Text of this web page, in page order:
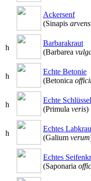
Ackersenf
(Sinapis
h
Barbarakraut
(Barbarea
h
Echte Betonie
(Betonica
h
Echte
(Primula veris)
h
Echtes
(Galium verum
Echtes
(Saponaria